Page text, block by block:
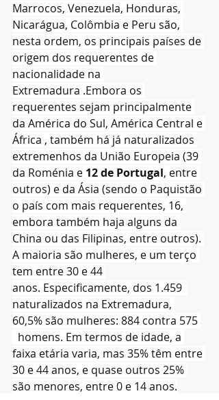
Marrocos, Venezuela, Honduras,
Nicarágua, Colômbia e Peru são,
nesta ordem, os principais países de
origem dos requerentes de
nacionalidade na
Extremadura .Embora os
requerentes sejam principalmente
da América do Sul, América Central e
África , também há já naturalizados
extremenhos da União Europeia (39
da Roménia e 12 de Portugal, entre
outros) e da Ásia (sendo o Paquistão
o país com mais requerentes, 16,
embora também haja alguns da
China ou das Filipinas, entre outros).
A maioria são mulheres, e um terço
tem entre 30 e 44
anos. Especificamente, dos 1.459
naturalizados na Extremadura,
60,5% são mulheres: 884 contra 575
homens. Em termos de idade, a
faixa etária varia, mas 35% têm entre
30 e 44 anos, e quase outros 25%
são menores, entre 0 e 14 anos.